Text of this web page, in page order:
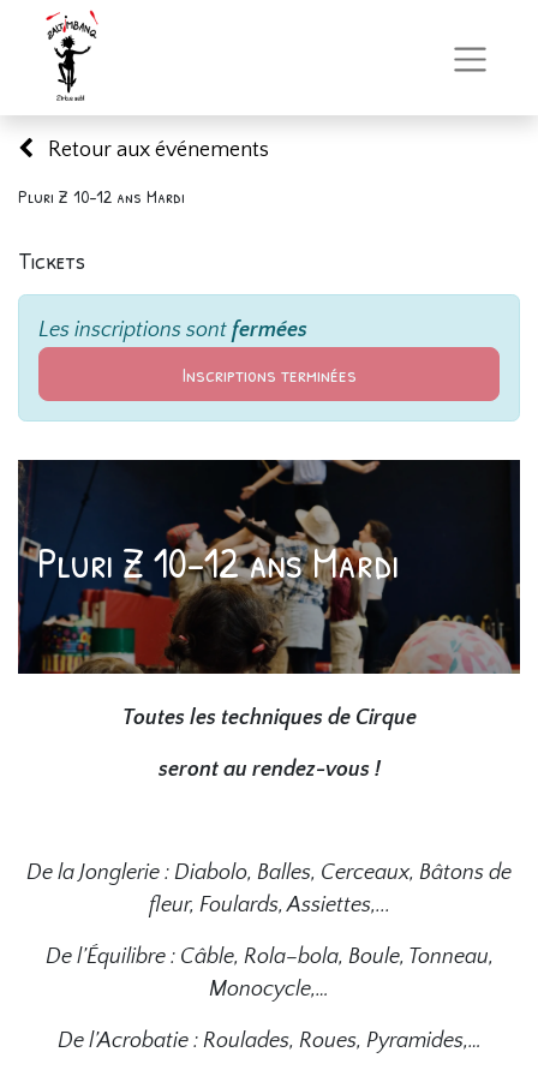
Retour aux événements
Pluri Z 10-12 ans Mardi
Tickets
Les inscriptions sont fermées
Inscriptions terminées
Pluri Z 10-12 ans Mardi
Toutes les techniques de Cirque
seront au rendez-vous !
De la Jonglerie : Diabolo, Balles, Cerceaux, Bâtons de
fleur, Foulards, Assiettes,...
De l’Équilibre : Câble, Rola–bola, Boule, Tonneau,
Monocycle,…
De l’Acrobatie : Roulades, Roues, Pyramides,…